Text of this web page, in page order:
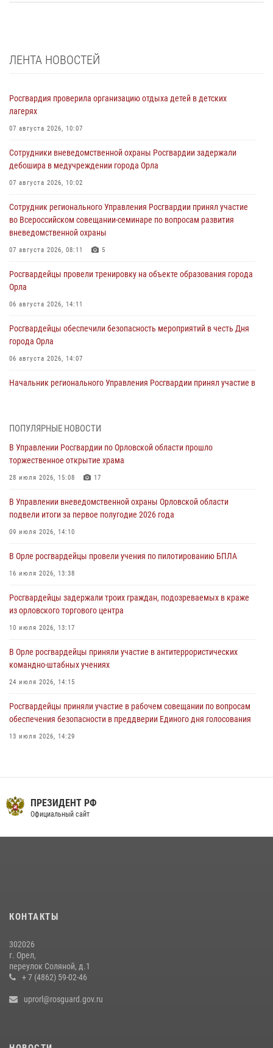
ЛЕНТА НОВОСТЕЙ
Росгвардия проверила организацию отдыха детей в детских
лагерях
07 августа 2026, 10:07
Сотрудники вневедомственной охраны Росгвардии задержали
дебошира в медучреждении города Орла
07 августа 2026, 10:02
Сотрудник регионального Управления Росгвардии принял участие
во Всероссийском совещании-семинаре по вопросам развития
вневедомственной охраны
07 августа 2026, 08:11 5
Росгвардейцы провели тренировку на объекте образования города
Орла
06 августа 2026, 14:11
Росгвардейцы обеспечили безопасность мероприятий в честь Дня
города Орла
06 августа 2026, 14:07
Начальник регионального Управления Росгвардии принял участие в
первое полугодие
05 августа 2026, 13:12
совершении противоправных действий
04 августа 2026, 14:21
04 августа 2026, 14:06
предоставлении госуслуг
03 августа 2026, 14:30
ПОПУЛЯРНЫЕ НОВОСТИ
В Управлении Росгвардии по Орловской области прошло
торжественное открытие храма
28 июля 2026, 15:08 17
В Управлении вневедомственной охраны Орловской области
подвели итоги за первое полугодие 2026 года
09 июля 2026, 14:10
В Орле росгвардейцы провели учения по пилотированию БПЛА
16 июля 2026, 13:38
Росгвардейцы задержали троих граждан, подозреваемых в краже
из орловского торгового центра
10 июля 2026, 13:17
В Орле росгвардейцы приняли участие в антитеррористических
командно-штабных учениях
24 июля 2026, 14:15
Росгвардейцы приняли участие в рабочем совещании по вопросам
обеспечения безопасности в преддверии Единого дня голосования
13 июля 2026, 14:29
30 июля 2026, 14:27
На брифинге росгвардейцы рассказали орловцам об изменениях в
законодательстве, регулирующем оборот оружия
15 июля 2026, 14:49
ПРЕЗИДЕНТ РФ
Официальный сайт
КОНТАКТЫ
302026
г. Орел,
переулок Соляной, д.1
+ 7 (4862) 59-02-46
uprorl@rosguard.gov.ru